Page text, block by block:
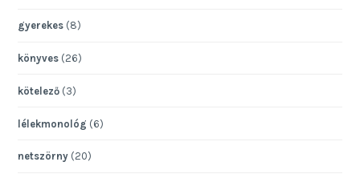
gyerekes (8)
könyves (26)
kötelező (3)
lélekmonológ (6)
netszörny (20)